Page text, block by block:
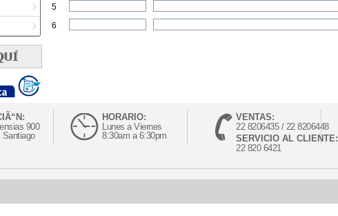
5
6
900
Santiago
HORARIO:
Lunes a Viernes
8:30am a 6:30pm
VENTAS:
22 8206435 / 22 8206448
SERVICIO AL CLIENTE:
22 820 6421